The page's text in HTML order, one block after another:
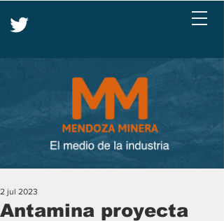
Antamina proyecta
2 jul 2023